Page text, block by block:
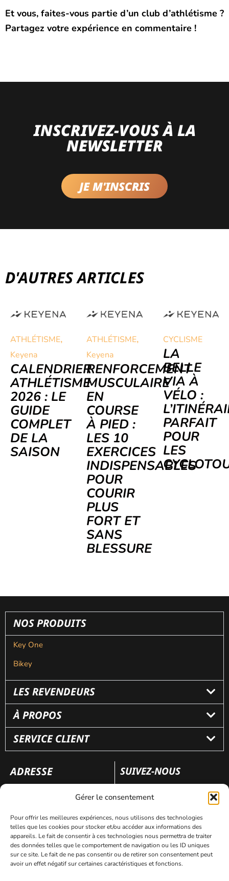
Gérer le consentement
Pour offrir les meilleures expériences, nous utilisons des technologies
telles que les cookies pour stocker et/ou accéder aux informations des
appareils. Le fait de consentir à ces technologies nous permettra de traiter
des données telles que le comportement de navigation ou les ID uniques
sur ce site. Le fait de ne pas consentir ou de retirer son consentement peut
avoir un effet négatif sur certaines caractéristiques et fonctions.
Et vous, faites-vous partie d’un club d’athlétisme ?
Partagez votre expérience en commentaire !
INSCRIVEZ-VOUS À LA
NEWSLETTER
JE M'INSCRIS
D'AUTRES ARTICLES
ATHLÉTISME,
Keyena
CALENDRIER
ATHLÉTISME
2026 : LE
GUIDE
COMPLET
DE LA
SAISON
ATHLÉTISME,
Keyena
RENFORCEMENT
MUSCULAIRE
EN
COURSE
À PIED :
LES 10
EXERCICES
INDISPENSABLES
POUR
COURIR
PLUS
FORT ET
SANS
BLESSURE
CYCLISME
LA
BELLE
VIA À
VÉLO :
PARFAIT
POUR
LES
NOS PRODUITS
Key One
Bikey
LES REVENDEURS
À PROPOS
SERVICE CLIENT
ADRESSE
110 rue Frédéric Fays
SUIVEZ-NOUS
Mentions légales Politique de confidentialité